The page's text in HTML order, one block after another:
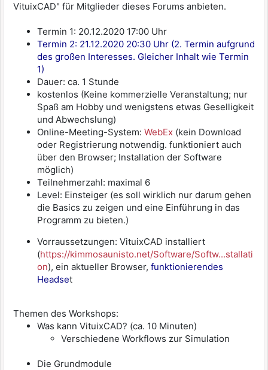
VituixCAD" für Mitglieder dieses Forums anbieten.
Termin 1: 20.12.2020 17:00 Uhr
Termin 2: 21.12.2020 20:30 Uhr (2. Termin aufgrund
des großen Interesses. Gleicher Inhalt wie Termin
1)
Dauer: ca. 1 Stunde
kostenlos (Keine kommerzielle Veranstaltung; nur
Spaß am Hobby und wenigstens etwas Geselligkeit
und Abwechslung)
Online-Meeting-System: WebEx (kein Download
oder Registrierung notwendig. funktioniert auch
über den Browser; Installation der Software
möglich)
Teilnehmerzahl: maximal 6
Level: Einsteiger (es soll wirklich nur darum gehen
die Basics zu zeigen und eine Einführung in das
Programm zu bieten.)
Vorraussetzungen: VituixCAD installiert
(https://kimmosaunisto.net/Software/Softw...stallati
on), ein aktueller Browser, funktionierendes
Headset
Themen des Workshops:
Was kann VituixCAD? (ca. 10 Minuten)
Verschiedene Workflows zur Simulation
Die Grundmodule